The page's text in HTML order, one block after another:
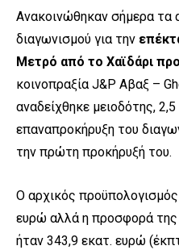
Ανακοινώθηκαν σήμερα τα
διαγωνισμού για την
Μετρό από το Χαϊδάρι
κοινοπραξία J&P Αβαξ –
αναδείχθηκε μειοδότης,
επαναπροκήρυξη του
την πρώτη προκήρυξή του.
Ο αρχικός
ευρώ αλλά η προσφορά της
ήταν 343,9 εκατ. ευρώ